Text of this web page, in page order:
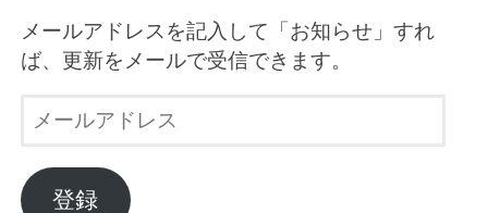
メールアドレスを記入して「お知らせ」すれ
ば、更新をメールで受信できます。
ル
ア
登録